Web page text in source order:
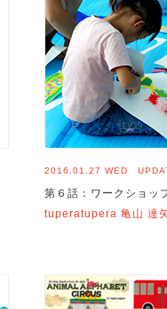
2016.01.27 WED
第６話：ワークショッ
tuperatupera 亀山 達